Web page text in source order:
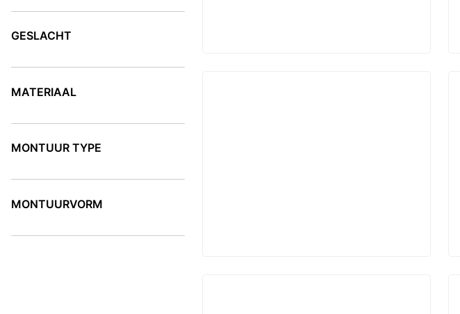
GESLACHT
MATERIAAL
MONTUUR TYPE
MONTUURVORM